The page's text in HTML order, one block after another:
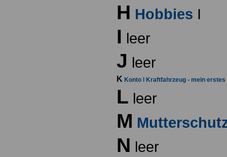
H Hobbies I
I leer
J leer
K Konto Kraftfahrzeug - mein erstes
L leer
M
N leer